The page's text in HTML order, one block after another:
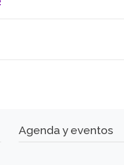
Agenda y eventos